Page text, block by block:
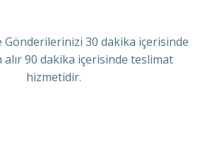
Gönderilerinizi 30 dakika içerisinde
90 dakika içerisinde teslimat
hizmetidir.